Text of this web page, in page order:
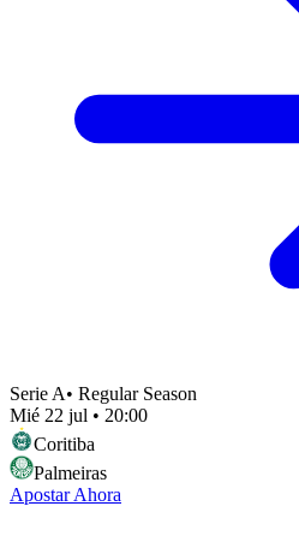
Serie A• Regular Season
Mié 22 jul • 20:00
Coritiba
Palmeiras
Apostar Ahora